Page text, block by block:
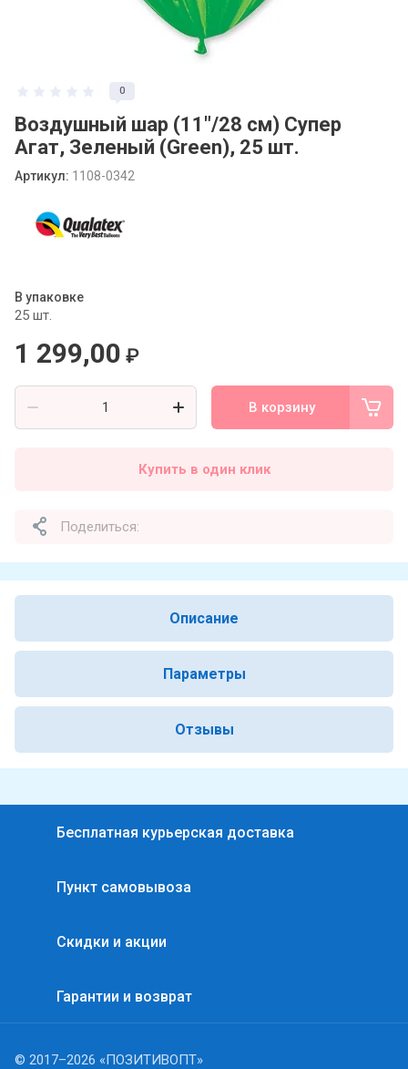
0
Воздушный шар (11"/28 см) Супер
Агат, Зеленый (Green), 25 шт.
Артикул: 1108-0342
В упаковке
25 шт.
1 299,00 ₽
В корзину
Купить в один клик
Поделиться:
Описание
Параметры
Отзывы
Бесплатная курьерская доставка
Пункт самовывоза
Скидки и акции
Гарантии и возврат
© 2017–2026 «ПОЗИТИВОПТ»